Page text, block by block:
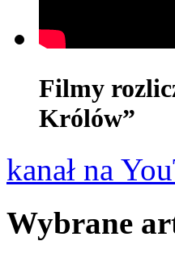
Filmy
Królów”
kanał na
Wybrane